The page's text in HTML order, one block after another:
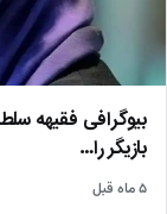
بیوگرافی فقیهه
بازیگر را…
۵ ماه قبل